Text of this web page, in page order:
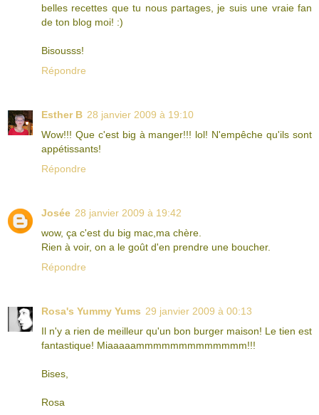
belles recettes que tu nous partages, je suis une vraie fan
de ton blog moi! :)
Bisousss!
Répondre
Esther B 28 janvier 2009 à 19:10
Wow!!! Que c'est big à manger!!! lol! N'empêche qu'ils sont
appétissants!
Répondre
Josée 28 janvier 2009 à 19:42
wow, ça c'est du big mac,ma chère.
Rien à voir, on a le goût d'en prendre une boucher.
Répondre
Rosa's Yummy Yums 29 janvier 2009 à 00:13
Il n'y a rien de meilleur qu'un bon burger maison! Le tien est
fantastique! Miaaaaammmmmmmmmmmmm!!!
Bises,
Rosa